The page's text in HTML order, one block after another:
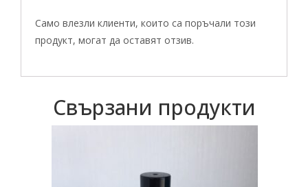
Само влезли клиенти, които са поръчали този
продукт, могат да оставят отзив.
Свързани продукти